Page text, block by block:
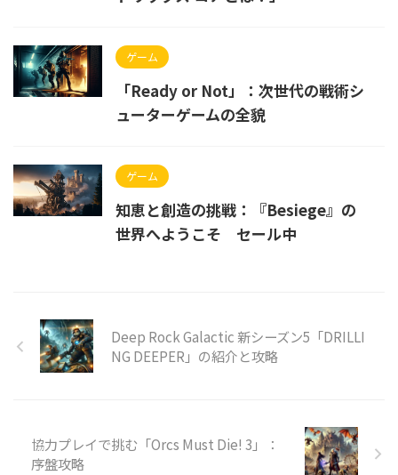
ゲーム
「Ready or Not」：次世代の戦術シ
ューターゲームの全貌
ゲーム
知恵と創造の挑戦：『Besiege』の
世界へようこそ セール中
Deep Rock Galactic 新シーズン5「DRILLI
NG DEEPER」の紹介と攻略
協力プレイで挑む「Orcs Must Die! 3」：
序盤攻略